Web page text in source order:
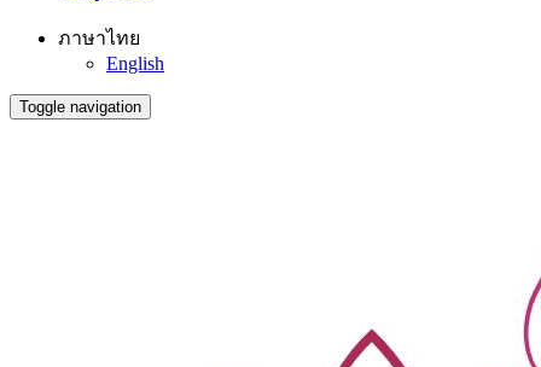
ภาษาไทย
English
Toggle navigation